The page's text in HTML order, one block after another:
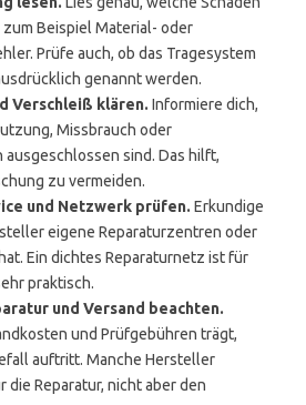
Beispiel Material- oder
Prüfe auch, ob das Tragesystem
genannt werden.
Verschleiß klären. Informiere dich,
Missbrauch oder
ausgeschlossen sind. Das hilft,
zu vermeiden.
und Netzwerk prüfen. Erkundige
eigene Reparaturzentren oder
Ein dichtes Reparaturnetz ist für
praktisch.
und Versand beachten.
und Prüfgebühren trägt,
auftritt. Manche Hersteller
die Reparatur, nicht aber den